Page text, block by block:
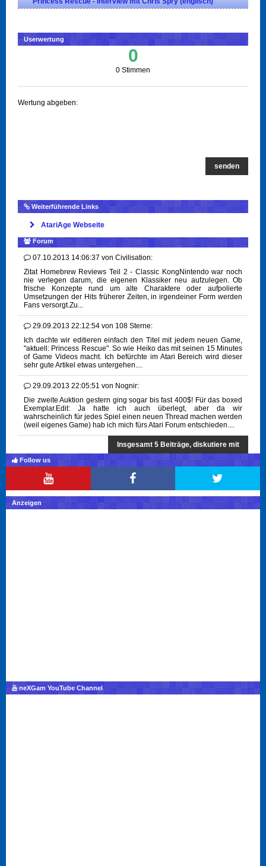
Userwertung
0
0 Stimmen
Wertung abgeben:
senden
Weiterführende Links
AtariAge Webseite
Forum
07.10.2013 14:06:37 von Civilisation:
Zitat Homebrew Reviews Teil 2 - Classic KongNintendo war noch
nie verlegen darum, die eigenen Klassiker neu aufzulegen. Ob
frische Konzepte rund um alte Charaktere oder aufpolierte
Umsetzungen der Hits früherer Zeiten, in irgendeiner Form werden
Fans versorgt.Zu...
29.09.2013 22:12:54 von 108 Sterne:
Ich dachte wir editieren einfach den Titel mit jedem neuen Game,
"aktuell: Princess Rescue". So wie Heiko das mit seinen 15 Minutes
of Game Videos macht. Ich befürchte im Atari Bereich wird dieser
sehr gute Artikel etwas untergehen....
29.09.2013 22:05:51 von Nognir:
Die zweite Auktion gestern ging sogar bis fast 400$! Für das boxed
Exemplar.Edit: Ja hatte ich auch überlegt, aber da wir
wahrscheinlich für jedes Spiel einen neuen Thread machen werden
(weil eigenes Game) hab ich mich fürs Atari Forum entschieden....
Insgesamt 5 Beiträge, diskutiere mit
Follow us
Anzeigen
neXGam YouTube Channel